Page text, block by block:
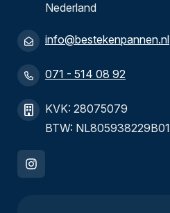
Nederland
info@bestekenpannen.nl
071 - 514 08 92
KVK: 28075079
BTW: NL805938229B01